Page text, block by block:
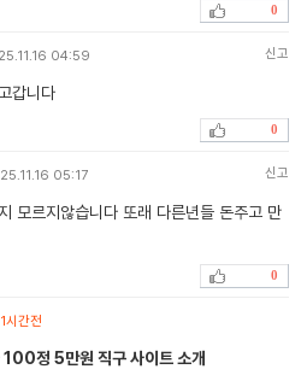
0
04:59 신고
갑니다
0
05:17 신고
모르지않습니다 또래 다른년들 돈주고 만
0
1시간전
100정 5만원 직구 사이트 소개